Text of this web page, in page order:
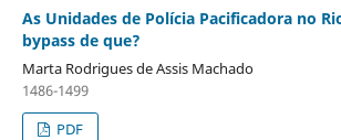
As Unidades de Polícia Pacificadora no
bypass de que?
Marta Rodrigues de Assis Machado
1486-1499
PDF